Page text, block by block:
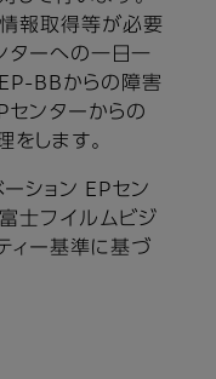
報取得等が必要
ターへの一日一
BBからの障害
センターからの
します。
ション EPセン
士フイルムビジ
ィー基準に基づ